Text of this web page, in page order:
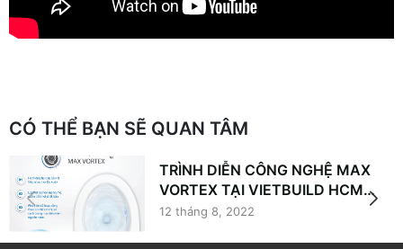
CÓ THỂ BẠN SẼ QUAN TÂM
TRÌNH DIỄN CÔNG NGHỆ MAX
VORTEX TẠI VIETBUILD HCM
2022
12 tháng 8, 2022